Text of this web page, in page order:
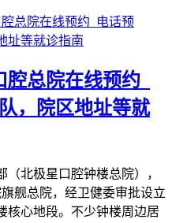
总院在线预约_
，院区地址等就
北极星口腔钟楼总院），
舰总院，经卫健委审批设立
核心地段。不少钟楼周边居